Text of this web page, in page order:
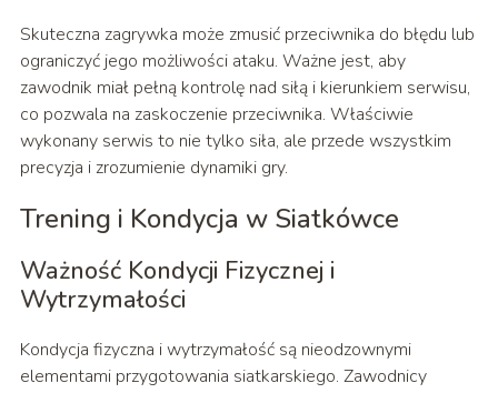
Skuteczna zagrywka może zmusić przeciwnika do błędu lub
ograniczyć jego możliwości ataku. Ważne jest, aby
zawodnik miał pełną kontrolę nad siłą i kierunkiem serwisu,
co pozwala na zaskoczenie przeciwnika. Właściwie
wykonany serwis to nie tylko siła, ale przede wszystkim
precyzja i zrozumienie dynamiki gry.
Trening i Kondycja w Siatkówce
Ważność Kondycji Fizycznej i
Wytrzymałości
Kondycja fizyczna i wytrzymałość są nieodzownymi
elementami przygotowania siatkarskiego. Zawodnicy